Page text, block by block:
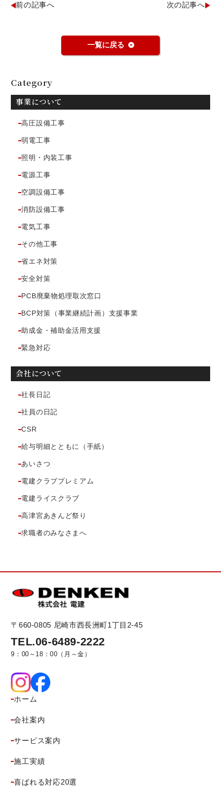
前の記事へ 次の記事へ
一覧に戻る
Category
事業について
高圧設備工事
弱電工事
照明・内装工事
電源工事
空調設備工事
消防設備工事
電気工事
その他工事
省エネ対策
安全対策
PCB廃棄物処理取次窓口
BCP対策（事業継続計画）支援事業
助成金・補助金活用支援
緊急対応
会社について
社長日記
社員の日記
CSR
給与明細とともに（手紙）
あいさつ
電建クラブプレミアム
電建ライスクラブ
高津宮あきんど祭り
求職者のみなさまへ
〒660-0805 尼崎市西長洲町1丁目2-45
TEL.06-6489-2222
9：00～18：00（月～金）
ホーム
会社案内
サービス案内
施工実績
喜ばれる対応20選